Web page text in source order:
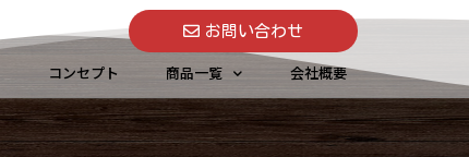
お問い合わせ
コンセプト 商品一覧 会社概要